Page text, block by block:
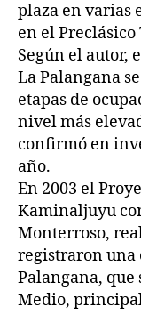
plaza en varias
en el
Según el autor,
La Palangana
etapas de
nivel más
confirmó en
año.
En 2003 el
Kaminaljuyu
Monterroso,
registraron una
Palangana,
Medio,